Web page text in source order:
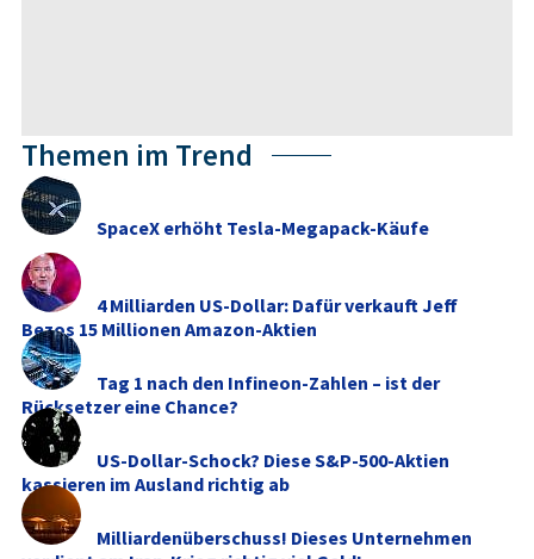
Themen im Trend
SpaceX erhöht Tesla-Megapack-Käufe
4 Milliarden US-Dollar: Dafür verkauft Jeff
Bezos 15 Millionen Amazon-Aktien
Tag 1 nach den Infineon-Zahlen – ist der
Rücksetzer eine Chance?
US-Dollar-Schock? Diese S&P-500-Aktien
kassieren im Ausland richtig ab
Milliardenüberschuss! Dieses Unternehmen